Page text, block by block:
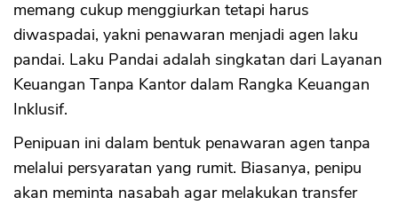
memang cukup menggiurkan tetapi harus
diwaspadai, yakni penawaran menjadi agen laku
pandai. Laku Pandai adalah singkatan dari Layanan
Keuangan Tanpa Kantor dalam Rangka Keuangan
Inklusif.
Penipuan ini dalam bentuk penawaran agen tanpa
melalui persyaratan yang rumit. Biasanya, penipu
akan meminta nasabah agar melakukan transfer